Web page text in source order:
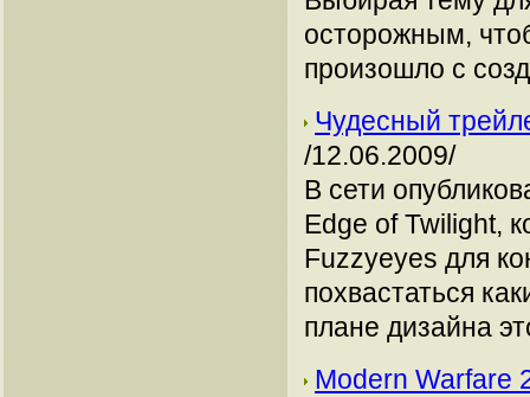
осторожным,
произошло с
Чудесный
/12.06.2009/
В сети
Edge of Twilight,
Fuzzyeyes для
похвастаться
плане дизайна
Modern Warfare